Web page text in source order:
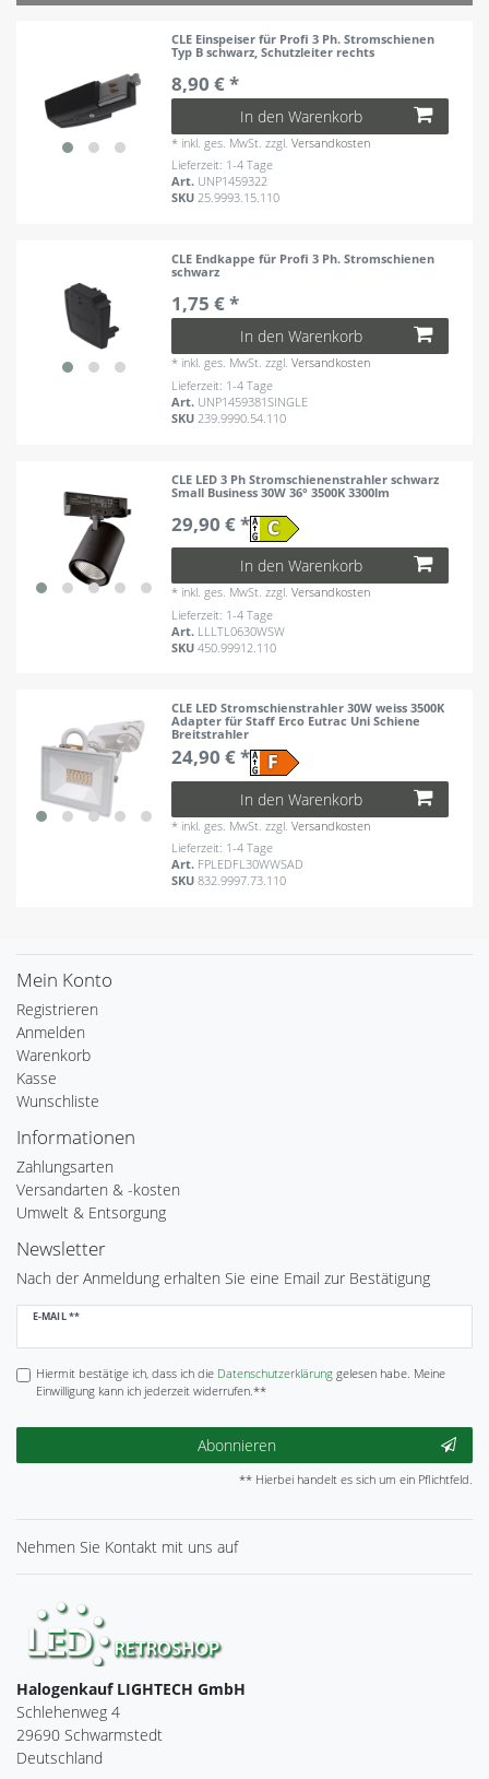
CLE Einspeiser für Profi 3 Ph. Stromschienen
Typ B schwarz, Schutzleiter rechts
8,90 € *
In den Warenkorb
* inkl. ges. MwSt. zzgl.Versandkosten
Lieferzeit: 1-4 Tage
Art. UNP1459322
SKU25.9993.15.110
CLE Endkappe für Profi 3 Ph. Stromschienen
schwarz
1,75 € *
In den Warenkorb
* inkl. ges. MwSt. zzgl.Versandkosten
Lieferzeit: 1-4 Tage
Art. UNP1459381SINGLE
SKU 239.9990.54.110
CLE LED 3 Ph Stromschienenstrahler schwarz
Small Business 30W 36° 3500K 3300lm
29,90 € *
In den Warenkorb
* inkl. ges. MwSt. zzgl.Versandkosten
Lieferzeit: 1-4 Tage
Art. LLLTL0630WSW
SKU450.99912.110
CLE LED Stromschienstrahler 30W weiss 3500K
Adapter für Staff Erco Eutrac Uni Schiene
Breitstrahler
24,90 € *
In den Warenkorb
* inkl. ges. MwSt. zzgl.Versandkosten
Lieferzeit: 1-4 Tage
Art. FPLEDFL30WWSAD
SKU832.9997.73.110
Mein Konto
Registrieren
Anmelden
Warenkorb
Kasse
Wunschliste
Informationen
Zahlungsarten
Versandarten & -kosten
Umwelt & Entsorgung
Newsletter
Nach der Anmeldung erhalten Sie eine Email zur Bestätigung
E-MAIL **
Newsletter
Hiermit bestätige ich, dass ich die Daten­schutz­erklärunggelesen habe. Meine
Einwilligung kann ich jederzeit widerrufen.**
Abonnieren
** Hierbei handelt es sich um ein Pflichtfeld.
Nehmen Sie Kontakt mit uns auf
Halogenkauf LIGHTECH GmbH
Schlehenweg 4
29690 Schwarmstedt
Deutschland